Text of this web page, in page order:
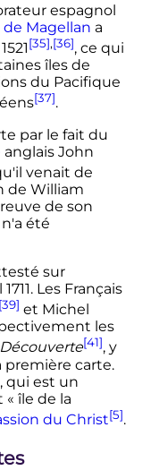
espagnol
Magellan a
[35],[36], ce qui
îles de
du Pacifique
[37].
par le fait du
anglais John
venait de
de William
de son
été
sur
. Les Français
[39] et Michel
les
[41], y
première carte.
qui est un
« île de la
du Christ[5].